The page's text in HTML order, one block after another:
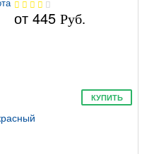
от445 Руб.
КУПИТЬ